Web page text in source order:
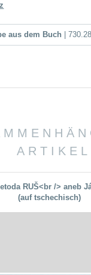
aus dem Buch |
ARTIKEL
RUŠ<br /> aneb
(auf tschechisch)